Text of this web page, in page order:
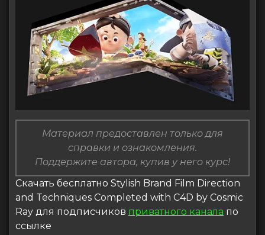
Материал предоставлен только для
справки и ознакомления.
Поддержите автора, купив у него курс!
Скачать бесплатно Stylish Brand Film Direction
and Techniques Completed with C4D by Cosmic
Ray для подписчиков приватного канала по
ссылке